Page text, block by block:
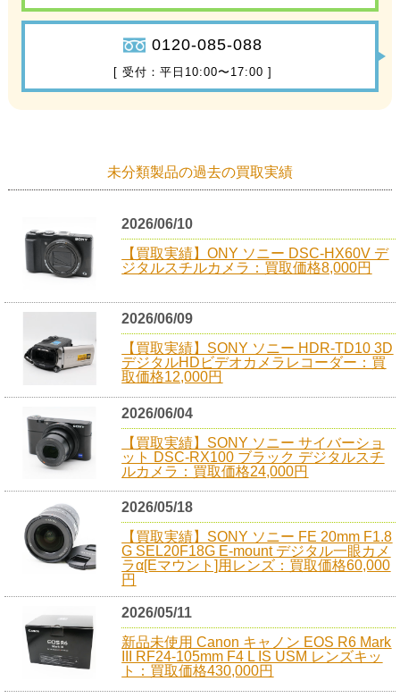
0120-085-088
[ 受付：平日10:00〜17:00 ]
未分類製品の過去の買取実績
2026/06/10
【買取実績】ONY ソニー DSC-HX60V デ
ジタルスチルカメラ：買取価格8,000円
2026/06/09
【買取実績】SONY ソニー HDR-TD10 3D
デジタルHDビデオカメラレコーダー：買
取価格12,000円
2026/06/04
【買取実績】SONY ソニー サイバーショ
ット DSC-RX100 ブラック デジタルスチ
ルカメラ：買取価格24,000円
2026/05/18
【買取実績】SONY ソニー FE 20mm F1.8
G SEL20F18G E-mount デジタル一眼カメ
ラα[Eマウント]用レンズ：買取価格60,000
円
2026/05/11
新品未使用 Canon キャノン EOS R6 Mark
III RF24-105mm F4 L IS USM レンズキッ
ト：買取価格430,000円